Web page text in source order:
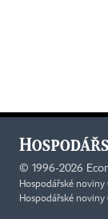
© 1996-2026
Hospodářské
Hospodářské